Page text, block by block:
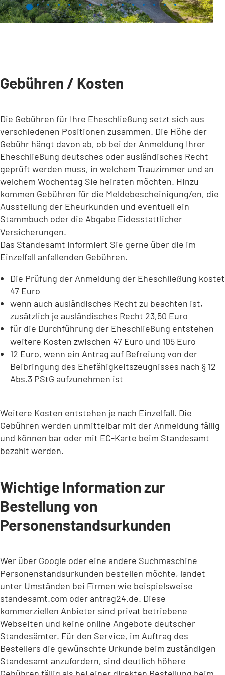
Gebühren / Kosten
Die Gebühren für Ihre Eheschließung setzt sich aus
verschiedenen Positionen zusammen. Die Höhe der
Gebühr hängt davon ab, ob bei der Anmeldung Ihrer
Eheschließung deutsches oder ausländisches Recht
geprüft werden muss, in welchem Trauzimmer und an
welchem Wochentag Sie heiraten möchten. Hinzu
kommen Gebühren für die Meldebescheinigung/en, die
Ausstellung der Eheurkunden und eventuell ein
Stammbuch oder die Abgabe Eidesstattlicher
Versicherungen.
Das Standesamt informiert Sie gerne über die im
Einzelfall anfallenden Gebühren.
Die Prüfung der Anmeldung der Eheschließung kostet
47 Euro
wenn auch ausländisches Recht zu beachten ist,
zusätzlich je ausländisches Recht 23,50 Euro
für die Durchführung der Eheschließung entstehen
weitere Kosten zwischen 47 Euro und 105 Euro
12 Euro, wenn ein Antrag auf Befreiung von der
Beibringung des Ehefähigkeitszeugnisses nach § 12
Abs.3 PStG aufzunehmen ist
Weitere Kosten entstehen je nach Einzelfall. Die
Gebühren werden unmittelbar mit der Anmeldung fällig
und können bar oder mit EC-Karte beim Standesamt
bezahlt werden.
Wichtige Information zur
Bestellung von
Personenstandsurkunden
Wer über Google oder eine andere Suchmaschine
Personenstandsurkunden bestellen möchte, landet
unter Umständen bei Firmen wie beispielsweise
standesamt.com oder antrag24.de. Diese
kommerziellen Anbieter sind privat betriebene
Webseiten und keine online Angebote deutscher
Standesämter. Für den Service, im Auftrag des
Bestellers die gewünschte Urkunde beim zuständigen
Standesamt anzufordern, sind deutlich höhere